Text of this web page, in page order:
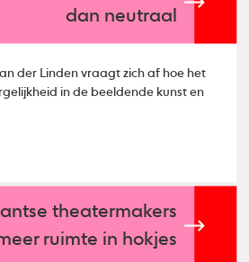
dan neutraal
der Linden vraagt zich af hoe het
in de beeldende kunst en
theatermakers
ruimte in hokjes